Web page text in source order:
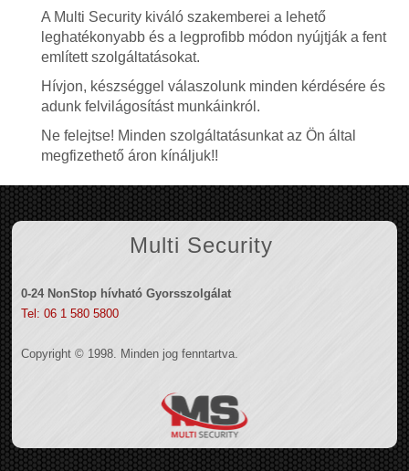
A Multi Security kiváló szakemberei a lehető
leghatékonyabb és a legprofibb módon nyújtják a fent
említett szolgáltatásokat.
Hívjon, készséggel válaszolunk minden kérdésére és
adunk felvilágosítást munkáinkról.
Ne felejtse! Minden szolgáltatásunkat az Ön által
megfizethető áron kínáljuk!!
Multi Security
0-24 NonStop hívható Gyorsszolgálat
Tel: 06 1 580 5800
Copyright © 1998. Minden jog fenntartva.